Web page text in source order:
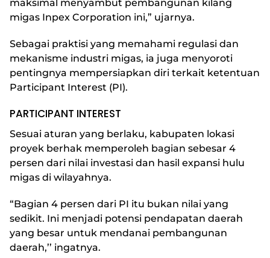
maksimal menyambut pembangunan kilang
migas Inpex Corporation ini,” ujarnya.
Sebagai praktisi yang memahami regulasi dan
mekanisme industri migas, ia juga menyoroti
pentingnya mempersiapkan diri terkait ketentuan
Participant Interest (PI).
PARTICIPANT INTEREST
Sesuai aturan yang berlaku, kabupaten lokasi
proyek berhak memperoleh bagian sebesar 4
persen dari nilai investasi dan hasil expansi hulu
migas di wilayahnya.
“Bagian 4 persen dari PI itu bukan nilai yang
sedikit. Ini menjadi potensi pendapatan daerah
yang besar untuk mendanai pembangunan
daerah,’’ ingatnya.